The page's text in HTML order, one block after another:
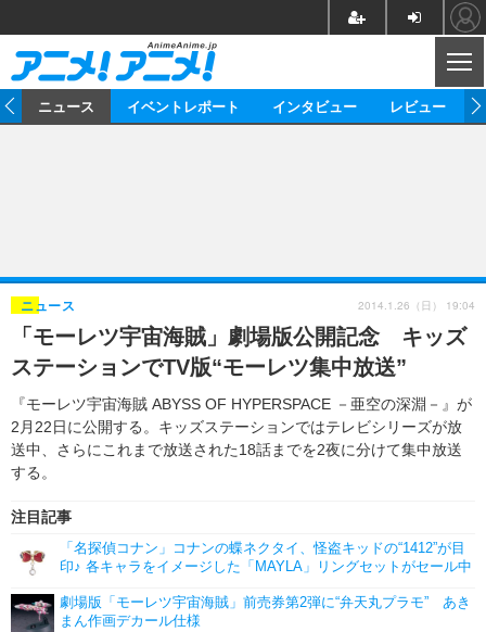
ゲーム グッズ
イベント 海外
海外イベント ビジネス
俳優・タレント アーティスト
ビジネス
アニメ 実写
イベント
ゲーム 座談会
動画
アニメ！アニメ！TV ABEMA Cafe
ニュース イベントレポート インタビュー レビュー
「モーレツ宇宙海賊」劇場版公開記念 キッズ
ステーションでTV版“モーレツ集中放送”
『モーレツ宇宙海賊 ABYSS OF HYPERSPACE －亜空の深淵－』が
2月22日に公開する。キッズステーションではテレビシリーズが放
送中、さらにこれまで放送された18話までを2夜に分けて集中放送
する。
ニュース
注目記事
「名探偵コナン」コナンの蝶ネクタイ、怪盗キッドの“1412”が目
印♪ 各キャラをイメージした「MAYLA」リングセットがセール中
劇場版「モーレツ宇宙海賊」前売券第2弾に“弁天丸プラモ” あき
まん作画デカール仕様
2014.1.26（日） 19:04